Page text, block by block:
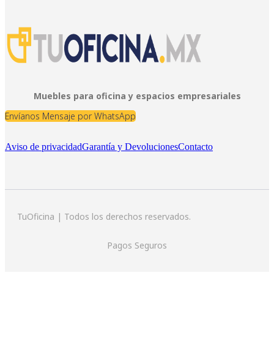
Muebles para oficina y espacios empresariales
Envíanos Mensaje por WhatsApp
Aviso de privacidadGarantía y DevolucionesContacto
TuOficina | Todos los derechos reservados.
Pagos Seguros